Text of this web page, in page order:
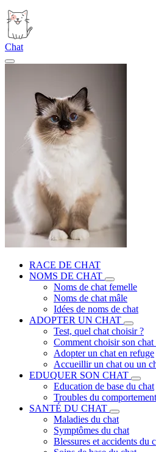
Chat
RACE DE CHAT
NOMS DE CHAT
Noms de chat femelle
Noms de chat mâle
Idées de noms de chat
ADOPTER UN CHAT
Test, quel chat choisir ?
Comment choisir son chat
Adopter un chat en refuge
Accueillir un chat ou un
EDUQUER SON CHAT
Education de base du chat
Troubles du
SANTÉ DU CHAT
Maladies du chat
Symptômes du chat
Blessures et accidents du